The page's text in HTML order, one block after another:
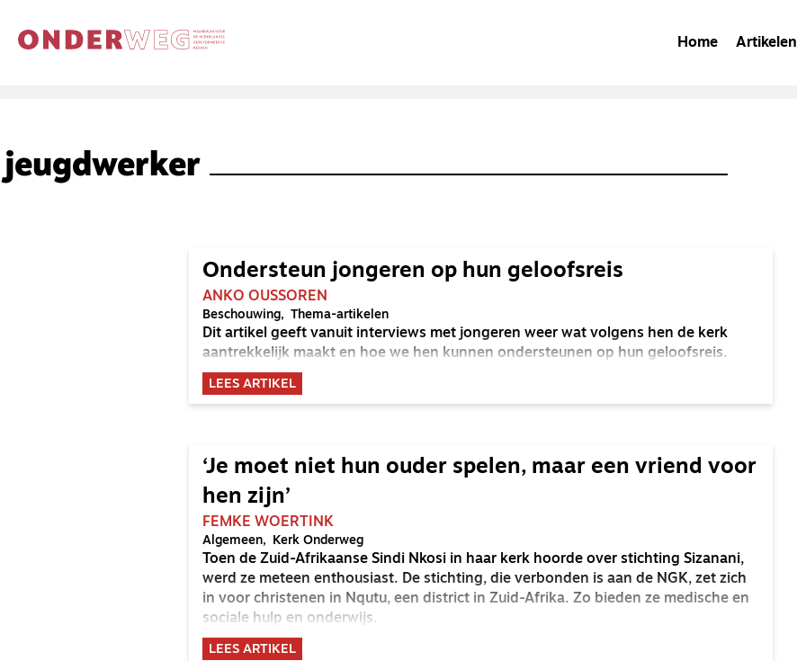
Home Artikelen
jeugdwerker
Ondersteun jongeren op hun geloofsreis
ANKO OUSSOREN
Beschouwing Thema-artikelen
Dit artikel geeft vanuit interviews met jongeren weer wat volgens hen de kerk
aantrekkelijk maakt en hoe we hen kunnen ondersteunen op hun geloofsreis.
LEES ARTIKEL
‘Je moet niet hun ouder spelen, maar een vriend voor
hen zijn’
FEMKE WOERTINK
Algemeen Kerk Onderweg
Toen de Zuid-Afrikaanse Sindi Nkosi in haar kerk hoorde over stichting Sizanani,
werd ze meteen enthousiast. De stichting, die verbonden is aan de NGK, zet zich
in voor christenen in Nqutu, een district in Zuid-Afrika. Zo bieden ze medische en
sociale hulp en onderwijs.
LEES ARTIKEL